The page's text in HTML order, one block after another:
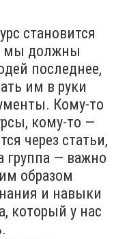
становится
мы должны
последнее,
им в руки
Кому-то
кому-то —
через статьи,
группа — важно
образом
и навыки
который у нас